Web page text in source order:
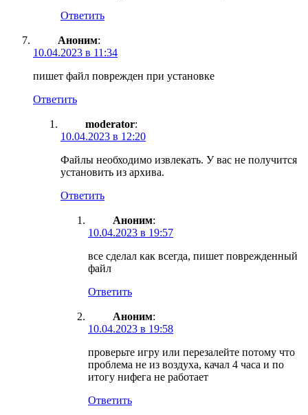
Ответить
Аноним:
10.04.2023 в 11:34
пишет файл поврежден при установке
Ответить
moderator:
10.04.2023 в 12:20
Файлы необходимо извлекать. У вас не получится
установить из архива.
Ответить
Аноним:
10.04.2023 в 19:57
все сделал как всегда, пишет поврежденный
файл
Ответить
Аноним:
10.04.2023 в 19:58
проверьте игру или перезалейте потому что
проблема не из воздуха, качал 4 часа и по
итогу нифега не работает
Ответить